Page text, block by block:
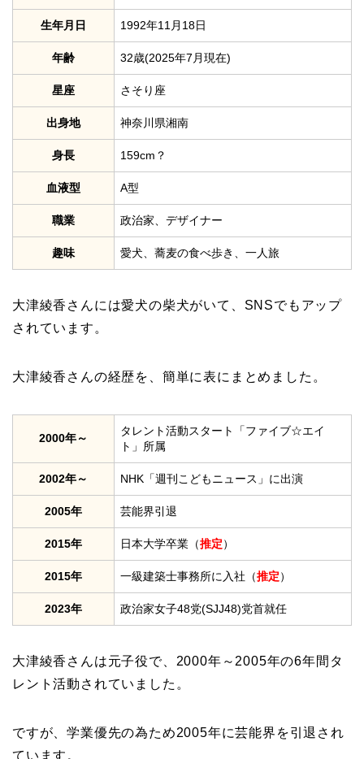
生年月日 1992年11月18日
年齢 32歳(2025年7月現在)
星座 さそり座
出身地 神奈川県湘南
身長 159cm？
血液型 A型
職業 政治家、デザイナー
趣味 愛犬、蕎麦の食べ歩き、一人旅
大津綾香さんには愛犬の柴犬がいて、SNSでもアップ
されています。
大津綾香さんの経歴を、簡単に表にまとめました。
2000年～
タレント活動スタート「ファイブ☆エイ
ト」所属
2002年～ NHK「週刊こどもニュース」に出演
2005年 芸能界引退
2015年 日本大学卒業（推定）
2015年 一級建築士事務所に入社（推定）
2023年 政治家女子48党(SJJ48)党首就任
大津綾香さんは元子役で、2000年～2005年の6年間タ
レント活動されていました。
ですが、学業優先の為ため2005年に芸能界を引退され
ています。